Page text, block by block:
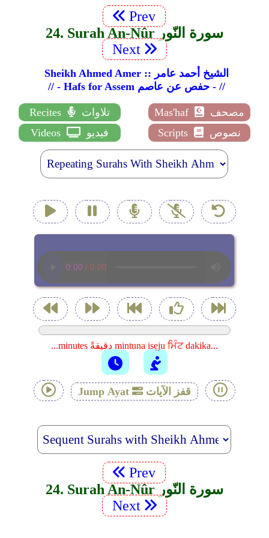
Prev
24. Surah An-Nûr سورة النّور
Next
Sheikh Ahmed Amer :: الشيخ أحمد عامر
// - Hafs for Assem حفص عن عاصم - //
Recites تلاوات Mas'haf
مصحف
Videos
فيديو Scripts نصوص
...minutes دقيقةً mintuna isẹju ਮਿੰਟ dakika...
Jump Ayat قفز الآيات
Prev
24. Surah An-Nûr سورة النّور
Next